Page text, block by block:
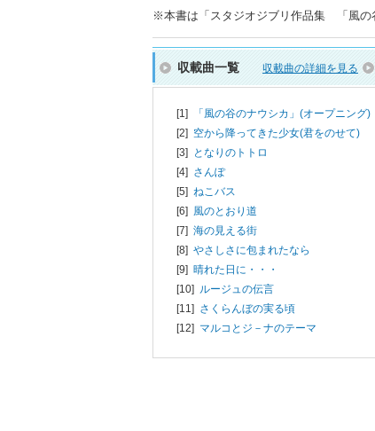
※本書は「スタジオジブリ作品集 「風の
収載曲一覧 収載曲の詳細を見る
[1]
「風の谷のナウシカ」(オープニング)
[2] 空から降ってきた少女(君をのせて)
[3] となりのトトロ
[4] さんぽ
[5] ねこバス
[6] 風のとおり道
[7] 海の見える街
[8] やさしさに包まれたなら
[9] 晴れた日に・・・
[10] ルージュの伝言
[11] さくらんぼの実る頃
[12] マルコとジ－ナのテーマ